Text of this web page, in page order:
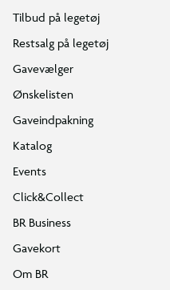
Tilbud på legetøj
Restsalg på legetøj
Gavevælger
Ønskelisten
Gaveindpakning
Katalog
Events
Click&Collect
BR Business
Gavekort
Om BR